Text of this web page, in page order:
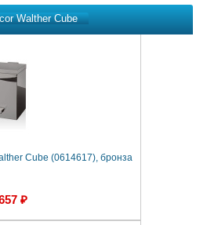
Walther Cube
Cube (0614617), бронза
₽